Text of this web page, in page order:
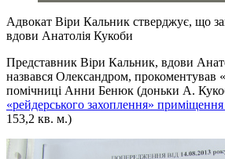
Адвокат Віри Кальник стверджує, що
вдови Анатолія Кукоби
Представник Віри Кальник, вдови
назвався Олександром, прокоментував
помічниці Анни Бенюк (доньки А.
«рейдерського захоплення»
153,2 кв. м.)